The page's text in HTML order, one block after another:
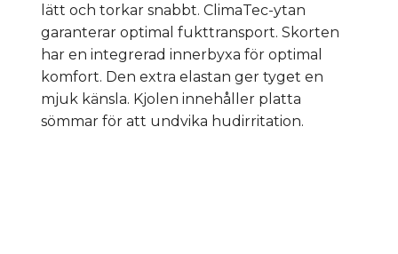
lätt och torkar snabbt. ClimaTec-ytan
garanterar optimal fukttransport. Skorten
har en integrerad innerbyxa för optimal
komfort. Den extra elastan ger tyget en
mjuk känsla. Kjolen innehåller platta
sömmar för att undvika hudirritation.